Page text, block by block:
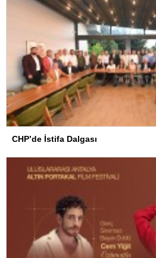
CHP’de İstifa Dalgası